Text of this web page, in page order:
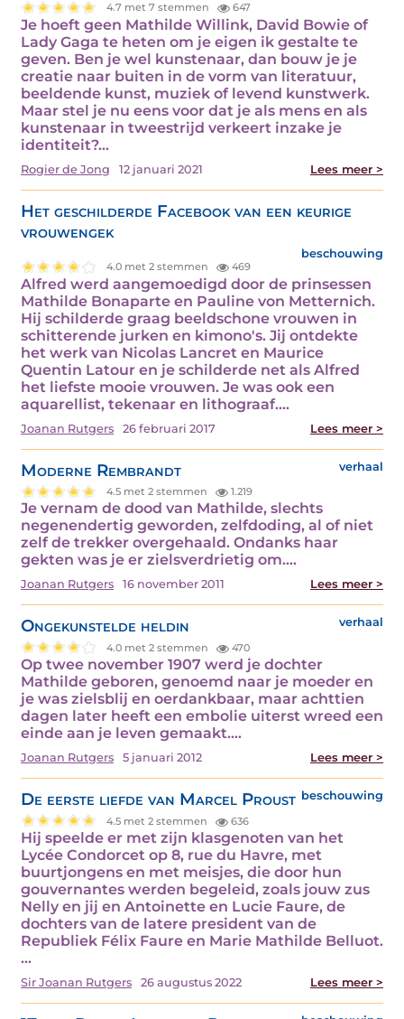
4.7 met 7 stemmen 647
Je hoeft geen Mathilde Willink, David Bowie of
Lady Gaga te heten om je eigen ik gestalte te
geven. Ben je wel kunstenaar, dan bouw je je
creatie naar buiten in de vorm van literatuur,
beeldende kunst, muziek of levend kunstwerk.
Maar stel je nu eens voor dat je als mens en als
kunstenaar in tweestrijd verkeert inzake je
identiteit?…
Rogier de Jong 12 januari 2021 Lees meer >
Het geschilderde Facebook van een keurige
vrouwengek
beschouwing
4.0 met 2 stemmen 469
Alfred werd aangemoedigd door de prinsessen
Mathilde Bonaparte en Pauline von Metternich.
Hij schilderde graag beeldschone vrouwen in
schitterende jurken en kimono's. Jij ontdekte
het werk van Nicolas Lancret en Maurice
Quentin Latour en je schilderde net als Alfred
het liefste mooie vrouwen. Je was ook een
aquarellist, tekenaar en lithograaf.…
Joanan Rutgers 26 februari 2017 Lees meer >
Moderne Rembrandt verhaal
4.5 met 2 stemmen 1.219
Je vernam de dood van Mathilde, slechts
negenendertig geworden, zelfdoding, al of niet
zelf de trekker overgehaald. Ondanks haar
gekten was je er zielsverdrietig om.…
Joanan Rutgers 16 november 2011 Lees meer >
Ongekunstelde heldin verhaal
4.0 met 2 stemmen 470
Op twee november 1907 werd je dochter
Mathilde geboren, genoemd naar je moeder en
je was zielsblij en oerdankbaar, maar achttien
dagen later heeft een embolie uiterst wreed een
einde aan je leven gemaakt.…
Joanan Rutgers 5 januari 2012 Lees meer >
De eerste liefde van Marcel Proust beschouwing
4.5 met 2 stemmen 636
Hij speelde er met zijn klasgenoten van het
Lycée Condorcet op 8, rue du Havre, met
buurtjongens en met meisjes, die door hun
gouvernantes werden begeleid, zoals jouw zus
Nelly en jij en Antoinette en Lucie Faure, de
dochters van de latere president van de
Republiek Félix Faure en Marie Mathilde Belluot.
…
Sir Joanan Rutgers 26 augustus 2022 Lees meer >